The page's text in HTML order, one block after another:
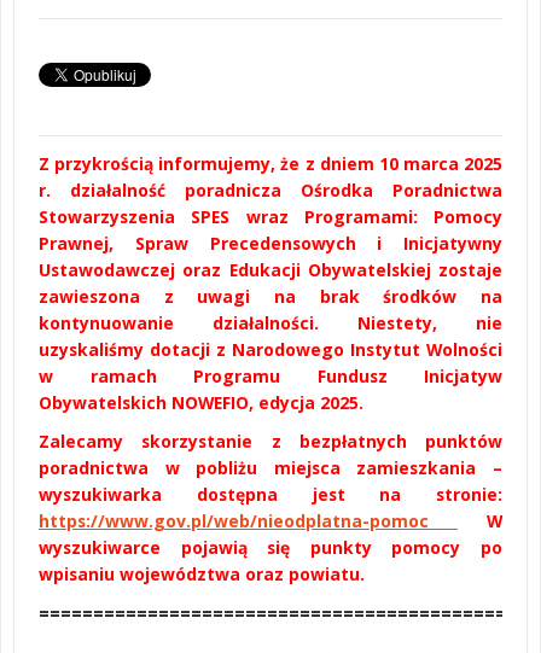
Z przykrością informujemy, że z dniem 10 marca 2025
r. działalność poradnicza Ośrodka Poradnictwa
Stowarzyszenia SPES wraz Programami: Pomocy
Prawnej, Spraw Precedensowych i Inicjatywny
Ustawodawczej oraz Edukacji Obywatelskiej zostaje
zawieszona z uwagi na brak środków na
kontynuowanie działalności. Niestety, nie
uzyskaliśmy dotacji z Narodowego Instytut Wolności
w ramach Programu Fundusz Inicjatyw
Obywatelskich NOWEFIO, edycja 2025.
Zalecamy skorzystanie z bezpłatnych punktów
poradnictwa w pobliżu miejsca zamieszkania –
wyszukiwarka dostępna jest na stronie:
https://www.gov.pl/web/nieodplatna-pomoc
W
wyszukiwarce pojawią się punkty pomocy po
wpisaniu województwa oraz powiatu.